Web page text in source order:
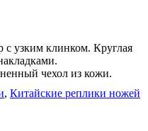
узким клинком. Круглая
чехол из кожи.
, Китайские реплики ножей